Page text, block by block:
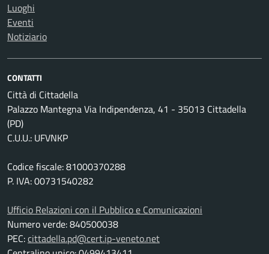
Luoghi
Eventi
Notiziario
CONTATTI
Città di Cittadella
Palazzo Mantegna Via Indipendenza, 41 - 35013 Cittadella
(PD)
C.U.U.: UFVNKP
Codice fiscale: 81000370288
P. IVA: 00731540282
Ufficio Relazioni con il Pubblico e Comunicazioni
Numero verde: 840500038
PEC:cittadella.pd@cert.ip-veneto.net